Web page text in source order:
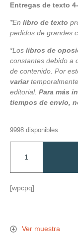
Entregas de texto
*En libro de texto
pedidos de grandes
*Los libros de
constantes debido a
de contenido. Por
variar
editorial. Para más
tiempos de envío,
9998 disponibles
[wpcpq]
Ver muestra